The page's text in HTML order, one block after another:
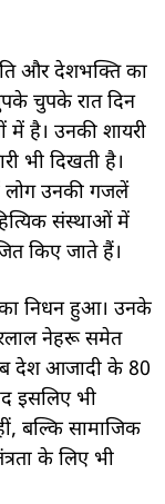
और देशभक्ति का
चुपके रात दिन
है। उनकी शायरी
भी दिखती है।
उनकी गजलें
संस्थाओं में
किए जाते हैं।
निधन हुआ। उनके
नेहरू समेत
देश आजादी के 80
इसलिए भी
बल्कि सामाजिक
के लिए भी